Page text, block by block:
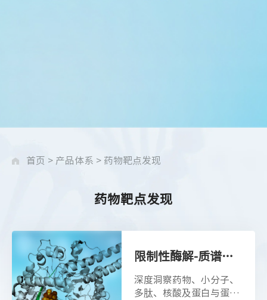
首页 > 产品体系 > 药物靶点发现
药物靶点发现
限制性酶解-质谱分析
深度洞察药物、小分子、
多肽、核酸及蛋白与蛋白